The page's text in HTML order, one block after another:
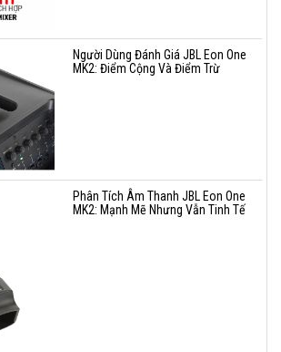
Người Dùng Đánh Giá JBL Eon One
MK2: Điểm Cộng Và Điểm Trừ
Phân Tích Âm Thanh JBL Eon One
MK2: Mạnh Mẽ Nhưng Vẫn Tinh Tế